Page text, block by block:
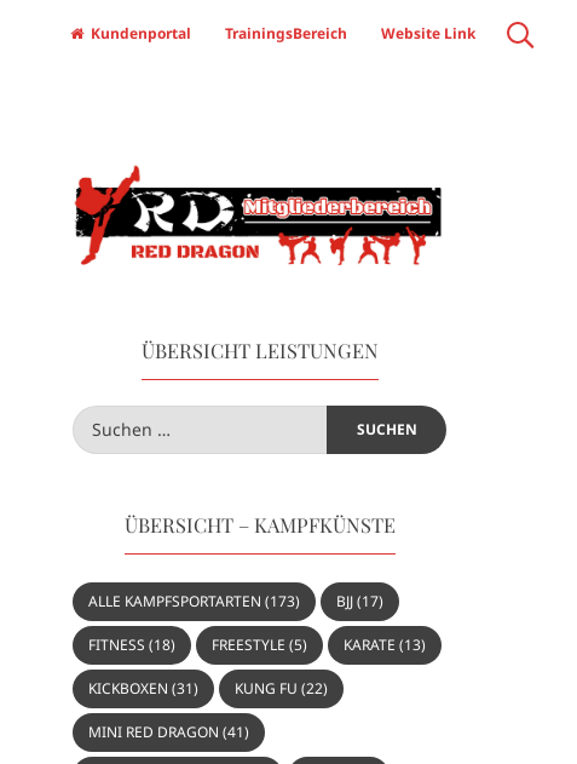
Kundenportal TrainingsBereich Website Link
ÜBERSICHT LEISTUNGEN
ÜBERSICHT – KAMPFKÜNSTE
ALLE KAMPFSPORTARTEN (173) BJJ(17)
FITNESS (18) FREESTYLE (5) KARATE (13)
KICKBOXEN (31) KUNG FU (22)
MINI RED DRAGON (41)